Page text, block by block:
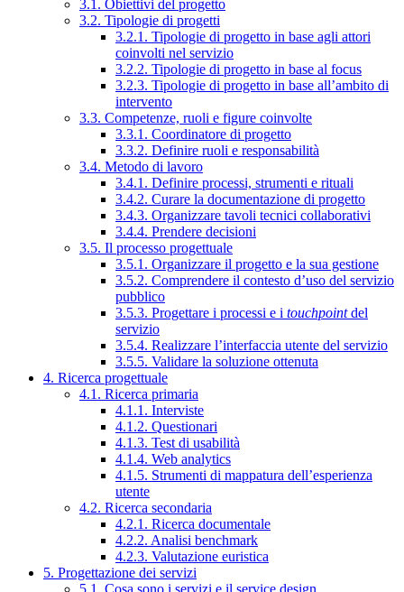
3.1. Obiettivi del progetto
3.2. Tipologie di progetti
3.2.1. Tipologie di progetto in base agli attori
coinvolti nel servizio
3.2.2. Tipologie di progetto in base al focus
3.2.3. Tipologie di progetto in base all’ambito di
intervento
3.3. Competenze, ruoli e figure coinvolte
3.3.1. Coordinatore di progetto
3.3.2. Definire ruoli e responsabilità
3.4. Metodo di lavoro
3.4.1. Definire processi, strumenti e rituali
3.4.2. Curare la documentazione di progetto
3.4.3. Organizzare tavoli tecnici collaborativi
3.4.4. Prendere decisioni
3.5. Il processo progettuale
3.5.1. Organizzare il progetto e la sua gestione
3.5.2. Comprendere il contesto d’uso del servizio
pubblico
3.5.3. Progettare i processi e i touchpointdel
servizio
3.5.4. Realizzare l’interfaccia utente del servizio
3.5.5. Validare la soluzione ottenuta
4. Ricerca progettuale
4.1. Ricerca primaria
4.1.1. Interviste
4.1.2. Questionari
4.1.3. Test di usabilità
4.1.4. Web analytics
4.1.5. Strumenti di mappatura dell’esperienza
utente
4.2. Ricerca secondaria
4.2.1. Ricerca documentale
4.2.2. Analisi benchmark
4.2.3. Valutazione euristica
5. Progettazione dei servizi
5.1. Cosa sono i servizi e il service design